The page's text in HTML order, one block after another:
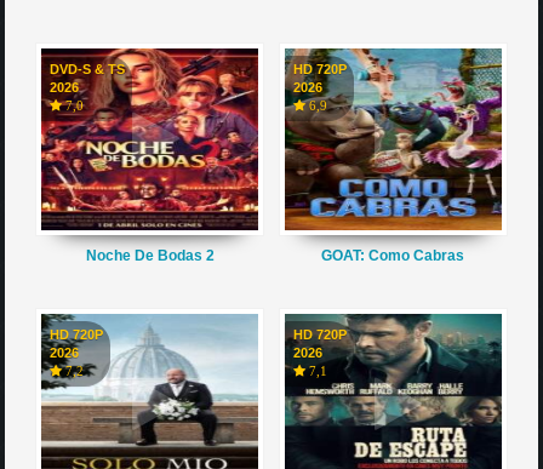
DVD-S & TS
2026
7,0
Noche De Bodas 2
HD 720P
2026
6,9
GOAT: Como Cabras
HD 720P
2026
7,2
HD 720P
2026
7,1